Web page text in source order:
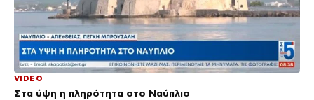
VIDEO
Στα ύψη η πληρότητα στο Ναύπλιο